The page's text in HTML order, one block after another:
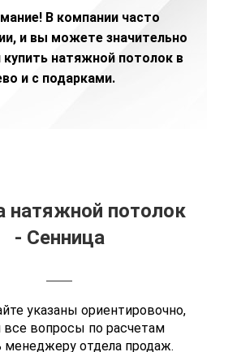
В компании часто
, и вы можете значительно
натяжной потолок в
и с подарками.
натяжной потолок
- Сенница
указаны ориентировочно,
все вопросы по расчетам
менеджеру отдела продаж.